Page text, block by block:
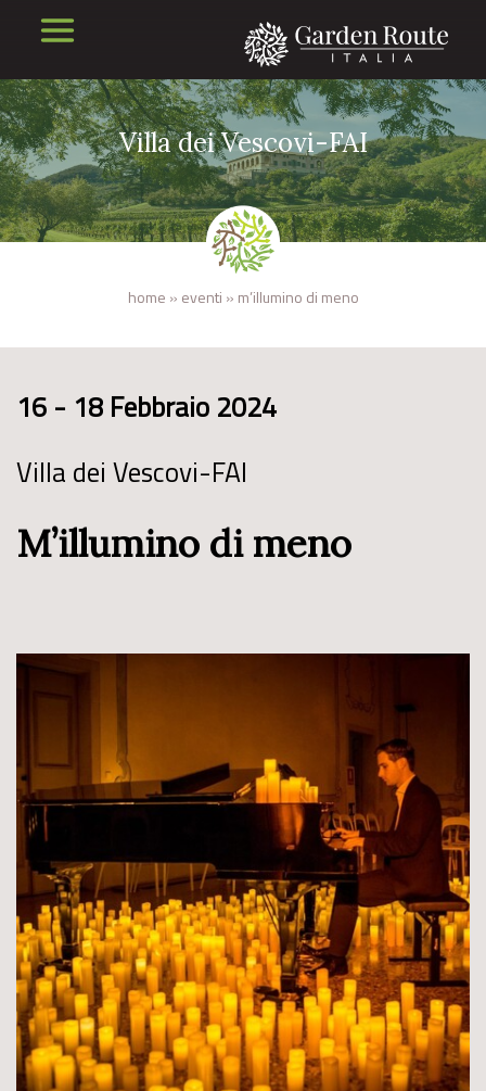
Villa dei Vescovi-FAI
home » eventi » m’illumino di meno
16 - 18 Febbraio 2024
Villa dei Vescovi-FAI
M’illumino di meno